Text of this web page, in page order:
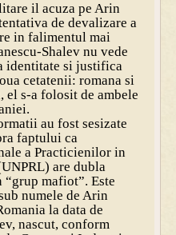
il acuza pe Arin
de devalizare a
in falimentul mai
Shalev nu vede
identitate si justifica
cetatenii: romana si
el s-a folosit de ambele
au fost sesizate
faptului ca
a Practicienilor in
are dubla
mafiot”. Este
numele de Arin
la data de
nascut, conform